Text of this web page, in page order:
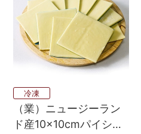
冷凍
（業）ニュージーラン
ド産10×10cmパイシー